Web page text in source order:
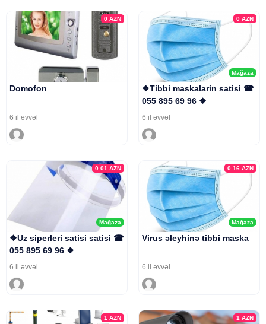
0AZN
Domofon
6 il əvvəl
Mağaza
0 AZN
❖Tibbi maskalarin satisi ☎
055 895 69 96 ❖
6 il əvvəl
Mağaza
0.01AZN
❖Uz siperleri satisi satisi ☎
055 895 69 96 ❖
6 il əvvəl
Mağaza
0.16 AZN
Virus əleyhinə tibbi maska
6 il əvvəl
1AZN 1 AZN